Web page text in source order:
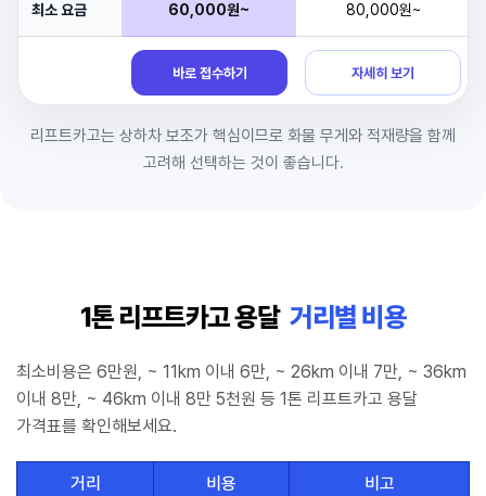
최소 요금 60,000원~ 80,000원~
바로 접수하기 자세히 보기
리프트카고는 상하차 보조가 핵심이므로 화물 무게와 적재량을 함께
고려해 선택하는 것이 좋습니다.
1톤 리프트카고 용달 거리별 비용
최소비용은 6만원, ~ 11km 이내 6만, ~ 26km 이내 7만, ~ 36km
이내 8만, ~ 46km 이내 8만 5천원 등 1톤 리프트카고 용달
가격표를 확인해보세요.
거리 비용 비고